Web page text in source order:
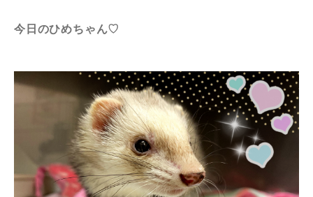
今日のひめちゃん♡